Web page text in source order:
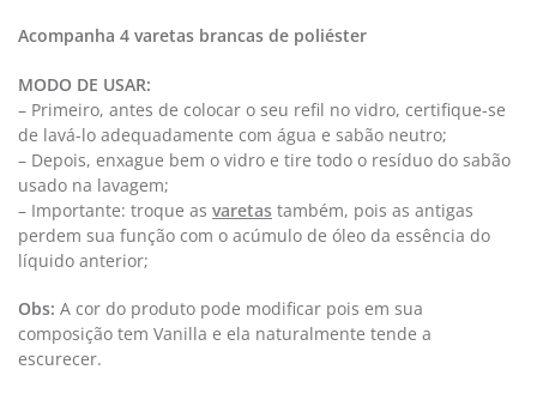
Acompanha 4 varetas brancas de poliéster
MODO DE USAR:
– Primeiro, antes de colocar o seu refil no vidro, certifique-se
de lavá-lo adequadamente com água e sabão neutro;
– Depois, enxague bem o vidro e tire todo o resíduo do sabão
usado na lavagem;
– Importante: troque as varetas também, pois as antigas
perdem sua função com o acúmulo de óleo da essência do
líquido anterior;
Obs: A cor do produto pode modificar pois em sua
composição tem Vanilla e ela naturalmente tende a
escurecer.​